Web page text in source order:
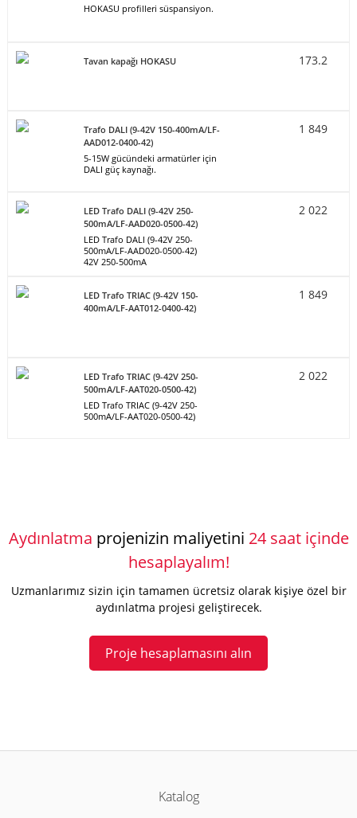
HOKASU profilleri süspansiyon.
Tavan kapağı HOKASU 173.2
Trafo DALI (9-42V 150-400mA/LF-
AAD012-0400-42)
5-15W gücündeki armatürler için
DALI güç kaynağı.
1 849
LED Trafo DALI (9-42V 250-
500mA/LF-AAD020-0500-42)
LED Trafo DALI (9-42V 250-
500mA/LF-AAD020-0500-42)
42V 250-500mA
2 022
LED Trafo TRIAC (9-42V 150-
400mA/LF-AAT012-0400-42)
1 849
LED Trafo TRIAC (9-42V 250-
500mA/LF-AAT020-0500-42)
LED Trafo TRIAC (9-42V 250-
500mA/LF-AAT020-0500-42)
2 022
Aydınlatma projenizin maliyetini 24 saat içinde
hesaplayalım!
Uzmanlarımız sizin için tamamen ücretsiz olarak kişiye özel bir
aydınlatma projesi geliştirecek.
Proje hesaplamasını alın
Katalog